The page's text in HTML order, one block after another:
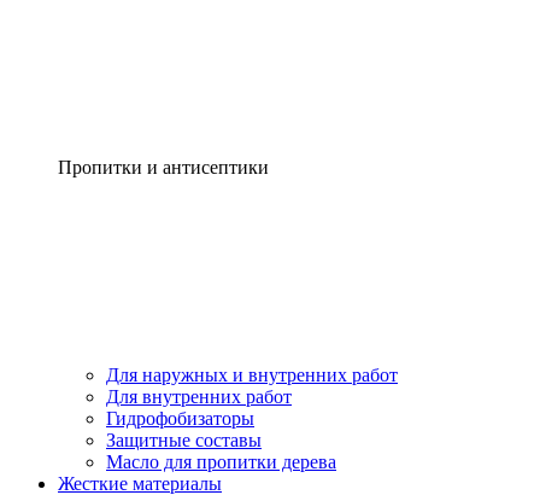
Пропитки и антисептики
Для наружных и внутренних работ
Для внутренних работ
Гидрофобизаторы
Защитные составы
Масло для пропитки дерева
Жесткие материалы